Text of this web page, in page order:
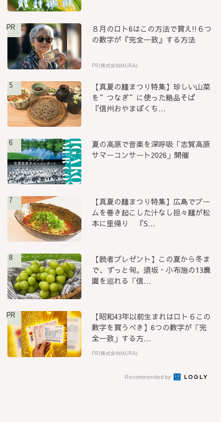
PR
８月のロト6はこの方法で買え!!６つ
の数字が『完全一致』する方法
PR(株式会社MURA)
5
【真夏の麺まつり特集】珍しい山菜
を”つなぎ”に使った絶品そば
『信州おやまぼくち...
6
夏の高原で音楽を深呼吸「志賀高原
サマーコンサート2026」開催
7
【真夏の麺まつり特集】広島でブー
ムを巻き起こした汁なし担々麺が松
本に里帰り 『S...
8
【読者プレゼント】この夏から冬ま
で、ずっと旬。須坂・小布施の13農
園を巡れる「信...
PR
【昭和43年以前生まれはロト６この
数字を買うべき】6つの数字が「完
全一致」する方...
PR(株式会社MURA)
Recommended by